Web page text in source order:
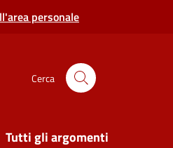
personale
Cerca
Tutti gli argomenti